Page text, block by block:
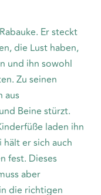
Er steckt
die Lust haben,
und ihn sowohl
Zu seinen
aus
Beine stürzt.
laden ihn
er sich auch
fest. Dieses
aber
die richtigen